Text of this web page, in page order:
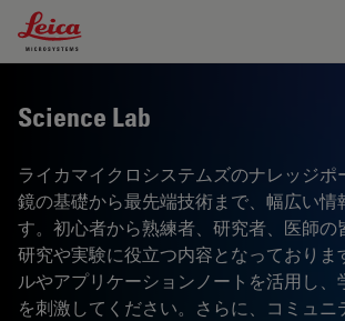
Leica Microsystems Logo
Science Lab
ライカマイクロシステムズのナレッジポ
鏡の基礎から最先端技術まで、幅広い情
す。初心者から熟練者、研究者、医師の
研究や実験に役立つ内容となっておりま
ルやアプリケーションノートを活用し、
を刺激してください。さらに、コミュニ